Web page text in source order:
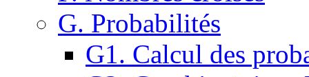
G. Probabilités
G1. Calcul des